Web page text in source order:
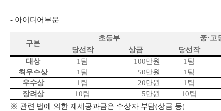
- 아이디어부문
구분
초등부
중·고
당선작
상금
당선작
대상
1 팀 100만원 1 팀
최우수상
1 팀 50만원 1 팀
우수상
1 팀 20만원 1 팀
장려상
10팀 5만원 10팀
※ 관련 법에 의한 제세공과금은 수상자 부담(상금 등)